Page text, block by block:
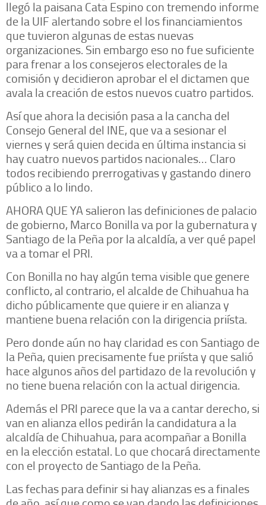
llegó la paisana Cata Espino con tremendo informe
de la UIF alertando sobre el los financiamientos
que tuvieron algunas de estas nuevas
organizaciones. Sin embargo eso no fue suficiente
para frenar a los consejeros electorales de la
comisión y decidieron aprobar el el dictamen que
avala la creación de estos nuevos cuatro partidos.
Así que ahora la decisión pasa a la cancha del
Consejo General del INE, que va a sesionar el
viernes y será quien decida en última instancia si
hay cuatro nuevos partidos nacionales… Claro
todos recibiendo prerrogativas y gastando dinero
público a lo lindo.
AHORA QUE YA salieron las definiciones de palacio
de gobierno, Marco Bonilla va por la gubernatura y
Santiago de la Peña por la alcaldía, a ver qué papel
va a tomar el PRI.
Con Bonilla no hay algún tema visible que genere
conflicto, al contrario, el alcalde de Chihuahua ha
dicho públicamente que quiere ir en alianza y
mantiene buena relación con la dirigencia priísta.
Pero donde aún no hay claridad es con Santiago de
la Peña, quien precisamente fue priísta y que salió
hace algunos años del partidazo de la revolución y
no tiene buena relación con la actual dirigencia.
Además el PRI parece que la va a cantar derecho, si
van en alianza ellos pedirán la candidatura a la
alcaldía de Chihuahua, para acompañar a Bonilla
en la elección estatal. Lo que chocará directamente
con el proyecto de Santiago de la Peña.
Las fechas para definir si hay alianzas es a finales